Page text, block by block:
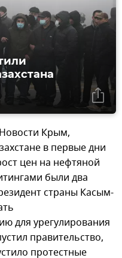
Крым,
в первые дни
цен на нефтяной
были два
страны Касым-
для урегулирования
правительство,
протестные